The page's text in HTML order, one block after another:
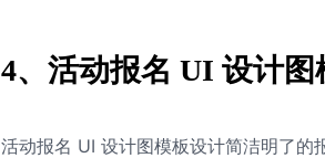
4、活动报名 UI 设计图
活动报名 UI 设计图模板设计简洁明了的